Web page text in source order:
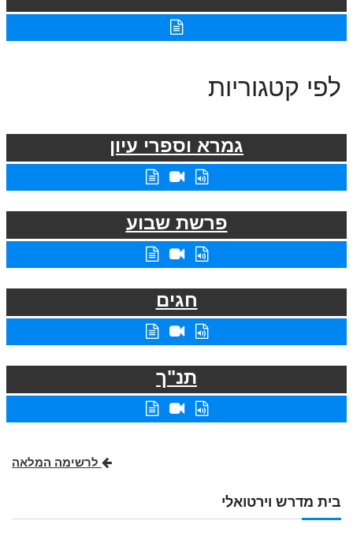
בית מדרש וירטואלי
לפי קטגוריות
גמרא וספרי עיון
פרשת שבוע
חגים
תנ"ך
לרשימה המלאה